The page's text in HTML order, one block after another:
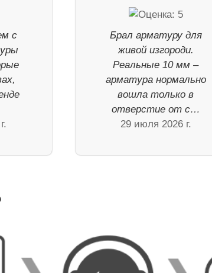
с
Брал арматуру для
живой изгороди.
Реальные 10 мм –
арматура нормально
вошла только в
отверстие от с…
29 июля 2026 г.